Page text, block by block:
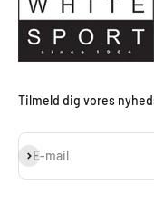
Tilmeld dig vores
E-mail
Abonnér